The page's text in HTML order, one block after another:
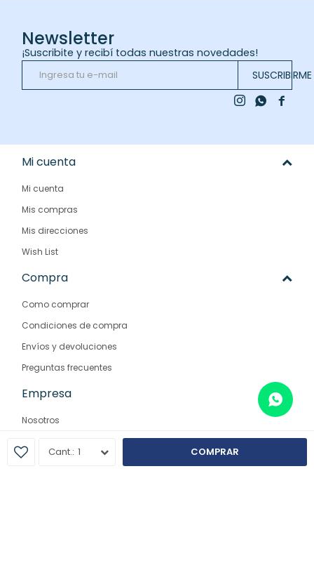
1 COMPRAR
Newsletter
¡Suscribite y recibí todas nuestras novedades!
SUSCRIBIRME

 
Mi cuenta
Mi cuenta
Mis compras
Mis direcciones
Wish List
Compra
Como comprar
Condiciones de compra
Envíos y devoluciones
Preguntas frecuentes
Empresa
Nosotros